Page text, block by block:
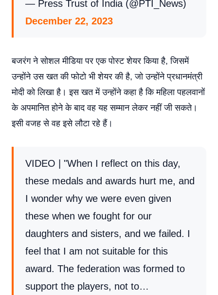
— Press Trust of India (@PTI_News)
December 22, 2023
बजरंग ने सोशल मीडिया पर एक पोस्ट शेयर किया है, जिसमें
उन्होंने उस खत की फोटो भी शेयर की है, जो उन्होंने प्रधानमंत्री
मोदी को लिखा है। इस खत में उन्होंने कहा है कि महिला पहलवानों
के अपमानित होने के बाद वह यह सम्मान लेकर नहीं जी सकते।
इसी वजह से वह इसे लौटा रहे हैं।
VIDEO | "When I reflect on this day,
these medals and awards hurt me, and
I wonder why we were even given
these when we fought for our
daughters and sisters, and we failed. I
feel that I am not suitable for this
award. The federation was formed to
support the players, not to…